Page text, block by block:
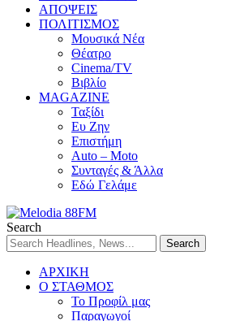
ΑΠΟΨΕΙΣ
ΠΟΛΙΤΙΣΜΟΣ
Μουσικά Νέα
Θέατρο
Cinema/TV
Βιβλίο
MAGAZINE
Ταξίδι
Ευ Ζην
Επιστήμη
Auto – Moto
Συνταγές & Άλλα
Εδώ Γελάμε
Search
ΑΡΧΙΚΗ
Ο ΣΤΑΘΜΟΣ
Το Προφίλ μας
Παραγωγοί